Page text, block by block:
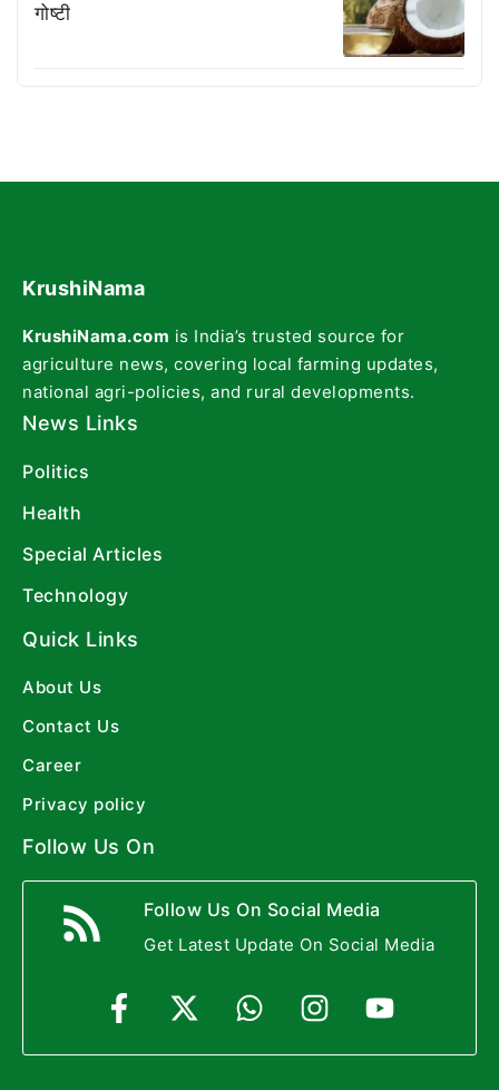
गोष्टी
KrushiNama
KrushiNama.com is India’s trusted source for
agriculture news, covering local farming updates,
national agri-policies, and rural developments.
News Links
Politics
Health
Special Articles
Technology
Quick Links
About Us
Contact Us
Career
Privacy policy
Follow Us On
Follow Us On Social Media
Get Latest Update On Social Media